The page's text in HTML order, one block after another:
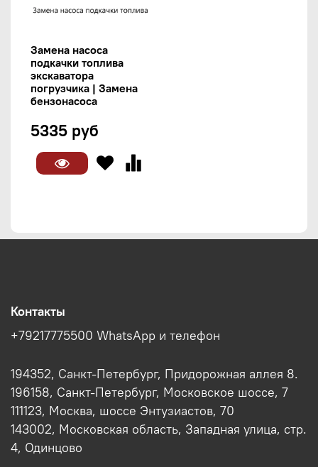
Замена насоса
подкачки топлива
экскаватора
погрузчика | Замена
бензонасоса
5335 руб
Контакты
+79217775500 WhatsApp и телефон
194352, Санкт-Петербург, Придорожная аллея 8.
196158, Санкт-Петербург, Московское шоссе, 7
111123, Москва, шоссе Энтузиастов, 70
143002, Московская область, Западная улица, стр.
4, Одинцово